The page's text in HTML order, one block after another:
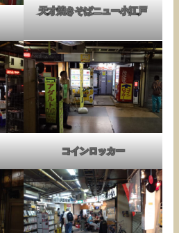
天才焼きそばニュー小江戸
コインロッカー